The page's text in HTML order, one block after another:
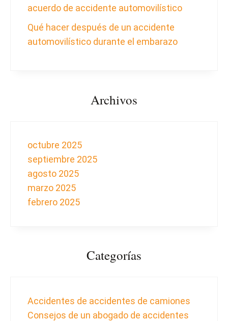
acuerdo de accidente automovilístico
Qué hacer después de un accidente
automovilístico durante el embarazo
Archivos
octubre 2025
septiembre 2025
agosto 2025
marzo 2025
febrero 2025
Categorías
Accidentes de accidentes de camiones
Consejos de un abogado de accidentes